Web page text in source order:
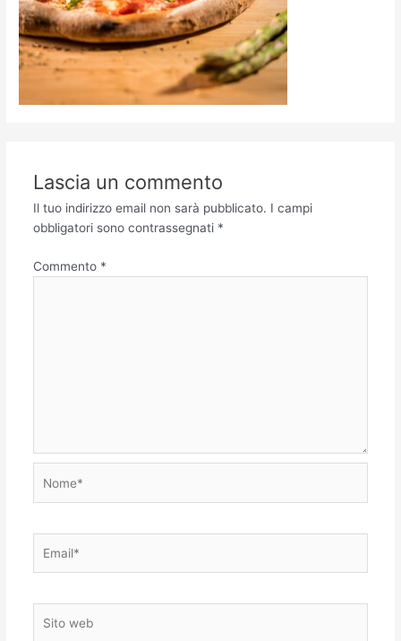
Lascia un commento
Il tuo indirizzo email non sarà pubblicato. I campi
obbligatori sono contrassegnati *
Commento *
web